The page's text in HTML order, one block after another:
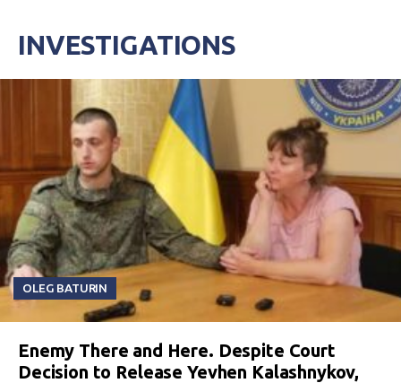
INVESTIGATIONS
OLEG BATURIN
Enemy There and Here. Despite Court
Decision to Release Yevhen Kalashnykov,